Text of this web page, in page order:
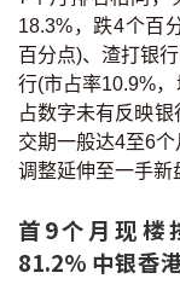
联络我们
联络方式
网上申请按揭转介
条款及细则
私隐政策
18.3%，跌4个百
百分点)、渣打银
行(市占率10.9%，
占数字未有反映
交期一般达4至6
调整延伸至一手新
首9个月现楼
81.2% 中银香